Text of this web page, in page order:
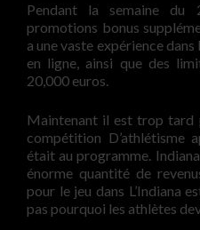
Pendant la semaine du
promotions bonus
a une vaste expérience
en ligne, ainsi que des
20,000 euros.
Maintenant il est trop tard
compétition D’athlétisme
était au programme.
énorme quantité de
pour le jeu dans L’Indiana
pas pourquoi les athlètes